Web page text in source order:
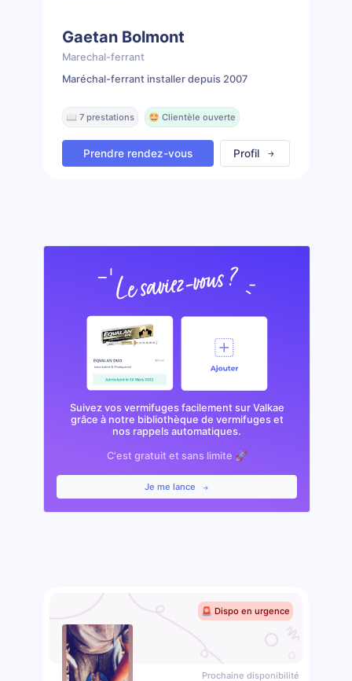
Gaetan Bolmont
Marechal-ferrant
Maréchal-ferrant installer depuis 2007
📖 7 prestations 🤩 Clientèle ouverte
Prendre rendez-vous Profil
Suivez vos vermifuges facilement sur Valkae
grâce à notre bibliothèque de vermifuges et
nos rappels automatiques.
C'est gratuit et sans limite 🚀
Je me lance
🚨 Dispo en urgence
Prochaine disponibilité